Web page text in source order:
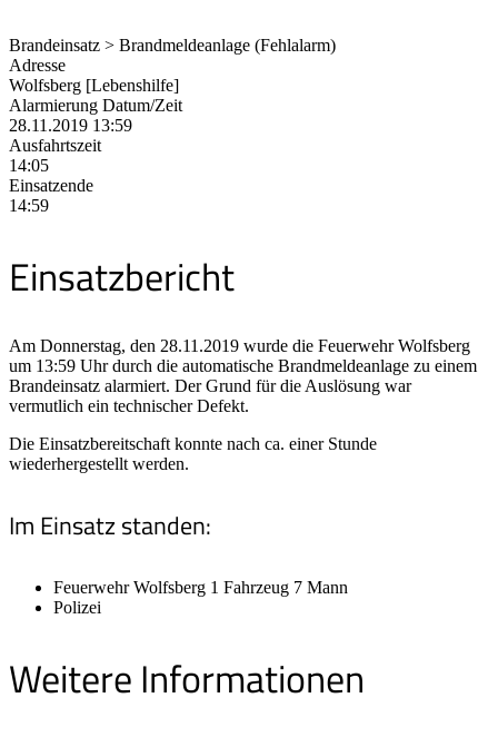
Brandeinsatz > Brandmeldeanlage (Fehlalarm)
Adresse
Wolfsberg [Lebenshilfe]
Alarmierung Datum/Zeit
28.11.2019 13:59
Ausfahrtszeit
14:05
Einsatzende
14:59
Einsatzbericht
Am Donnerstag, den 28.11.2019 wurde die Feuerwehr Wolfsberg
um 13:59 Uhr durch die automatische Brandmeldeanlage zu einem
Brandeinsatz alarmiert. Der Grund für die Auslösung war
vermutlich ein technischer Defekt.
Die Einsatzbereitschaft konnte nach ca. einer Stunde
wiederhergestellt werden.
Im Einsatz standen:
Feuerwehr Wolfsberg 1 Fahrzeug 7 Mann
Polizei
Weitere Informationen